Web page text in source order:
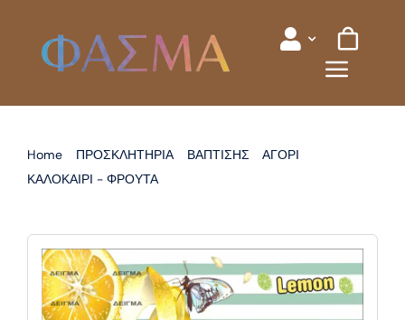
content
Home ΠΡΟΣΚΛΗΤΗΡΙΑ ΒΑΠΤΙΣΗΣ
ΑΓΟΡΙ
ΚΑΛΟΚΑΙΡΙ - ΦΡΟΥΤΑ